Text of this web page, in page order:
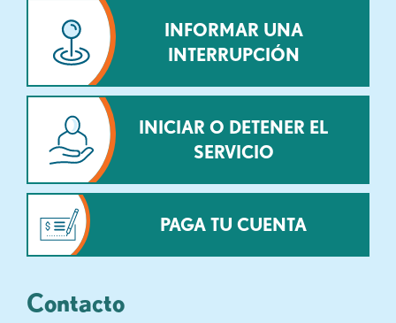
INFORMAR UNA
INTERRUPCIÓN
INICIAR O DETENER EL
SERVICIO
PAGA TU CUENTA
Contacto